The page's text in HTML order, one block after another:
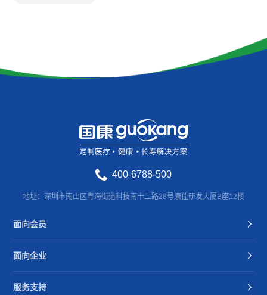
400-6788-500
地址：深圳市南山区粤海街道科技南十二路28号康佳研发大厦B座12楼
面向会员
面向企业
服务支持